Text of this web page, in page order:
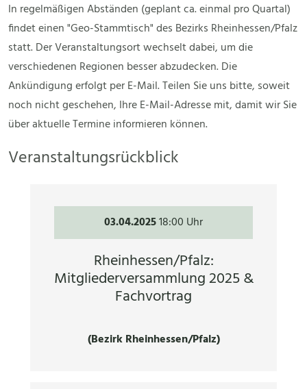
In regelmäßigen Abständen (geplant ca. einmal pro Quartal)
findet einen "Geo-Stammtisch" des Bezirks Rheinhessen/Pfalz
statt. Der Veranstaltungsort wechselt dabei, um die
verschiedenen Regionen besser abzudecken. Die
Ankündigung erfolgt per E-Mail. Teilen Sie uns bitte, soweit
noch nicht geschehen, Ihre E-Mail-Adresse mit, damit wir Sie
über aktuelle Termine informieren können.
Veranstaltungsrückblick
03.04.202518:00 Uhr
Rheinhessen/Pfalz:
Mitgliederversammlung 2025 &
Fachvortrag
(Bezirk Rheinhessen/Pfalz)